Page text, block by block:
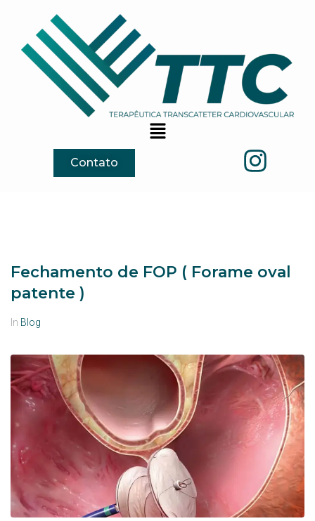
Contato
Fechamento de FOP ( Forame oval
patente )
In Blog